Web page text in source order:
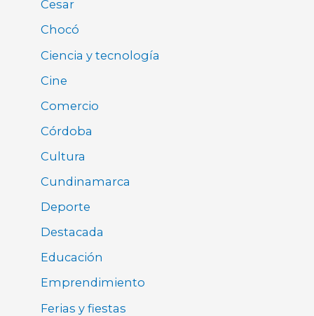
Cesar
Chocó
Ciencia y tecnología
Cine
Comercio
Córdoba
Cultura
Cundinamarca
Deporte
Destacada
Educación
Emprendimiento
Ferias y fiestas